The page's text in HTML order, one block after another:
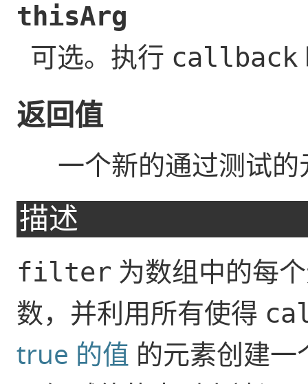
thisArg
可选。执行 callback
返回值
一个新的通过测试的
描述
filter 为数组中的每
数，并利用所有使得
true 的值 的元素创建一